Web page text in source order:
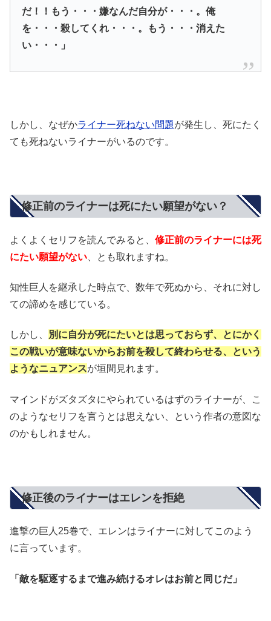
だ！！もう・・・嫌なんだ自分が・・・。俺
を・・・殺してくれ・・・。もう・・・消えた
い・・・」
しかし、なぜかライナー死ねない問題が発生し、死にたく
ても死ねないライナーがいるのです。
修正前のライナーは死にたい願望がない？
よくよくセリフを読んでみると、 修正前のライナーには死
にたい願望がない 、とも取れますね。
知性巨人を継承した時点で、数年で死ぬから、それに対し
ての諦めを感じている。
しかし、
別に自分が死にたいとは思っておらず、とにかく
この戦いが意味ないからお前を殺して終わらせる、という
ようなニュアンスが垣間見れます。
マインドがズタズタにやられているはずのライナーが、こ
のようなセリフを言うとは思えない、という作者の意図な
のかもしれません。
修正後のライナーはエレンを拒絶
進撃の巨人25巻で、エレンはライナーに対してこのよう
に言っています。
「敵を駆逐するまで進み続けるオレはお前と同じだ」